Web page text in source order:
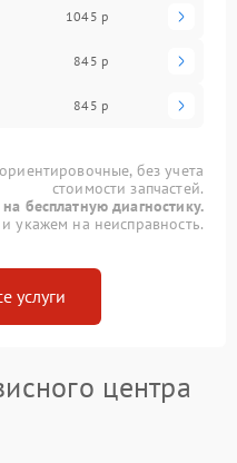
1045 р
845 р
845 р
без учета
стоимости запчастей.
бесплатную диагностику.
укажем на неисправность.
услуги
центра